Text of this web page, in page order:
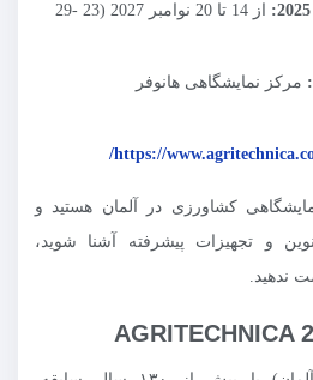
از 14 تا 20 نوامبر 2027 (23 -29
مرکز نمایشگاهی هانوفر
https://
کشاورزی در آلمان هستید و
و تجهیزات پیشرفته آشنا شوید،